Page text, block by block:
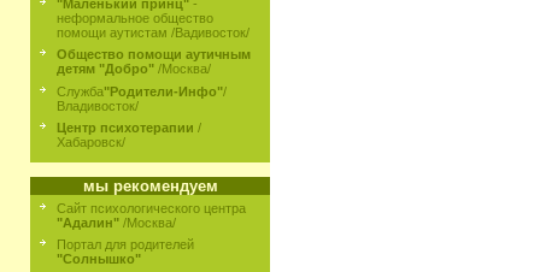
"Маленький принц" -
неформальное общество
помощи аутистам /Вадивосток/
Общество помощи аутичным
детям "Добро" /Москва/
Служба"Родители-Инфо"/
Владивосток/
Центр психотерапии /
Хабаровск/
мы рекомендуем
Сайт психологического центра
"Адалин" /Москва/
Портал для родителей
"Солнышко"